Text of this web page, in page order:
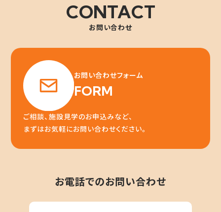
CONTACT
お問い合わせ
お問い合わせフォーム
FORM
ご相談、施設見学のお申込みなど、
まずはお気軽にお問い合わせください。
お電話でのお問い合わせ